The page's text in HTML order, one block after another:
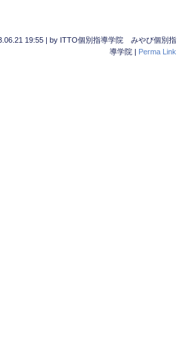
19:55 | by ITTO個別指導学院 みやび個別指
導学院 | Perma Link